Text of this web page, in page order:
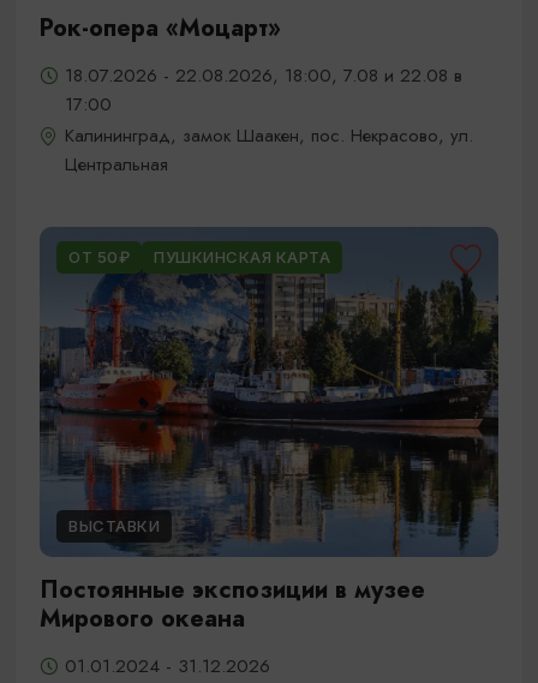
Рок-опера «Моцарт»
18.07.2026 - 22.08.2026, 18:00, 7.08 и 22.08 в
17:00
Калининград, замок Шаакен, пос. Некрасово, ул.
Центральная
ОТ 50₽ ПУШКИНСКАЯ КАРТА
ВЫСТАВКИ
Постоянные экспозиции в музее
Мирового океана
01.01.2024 - 31.12.2026